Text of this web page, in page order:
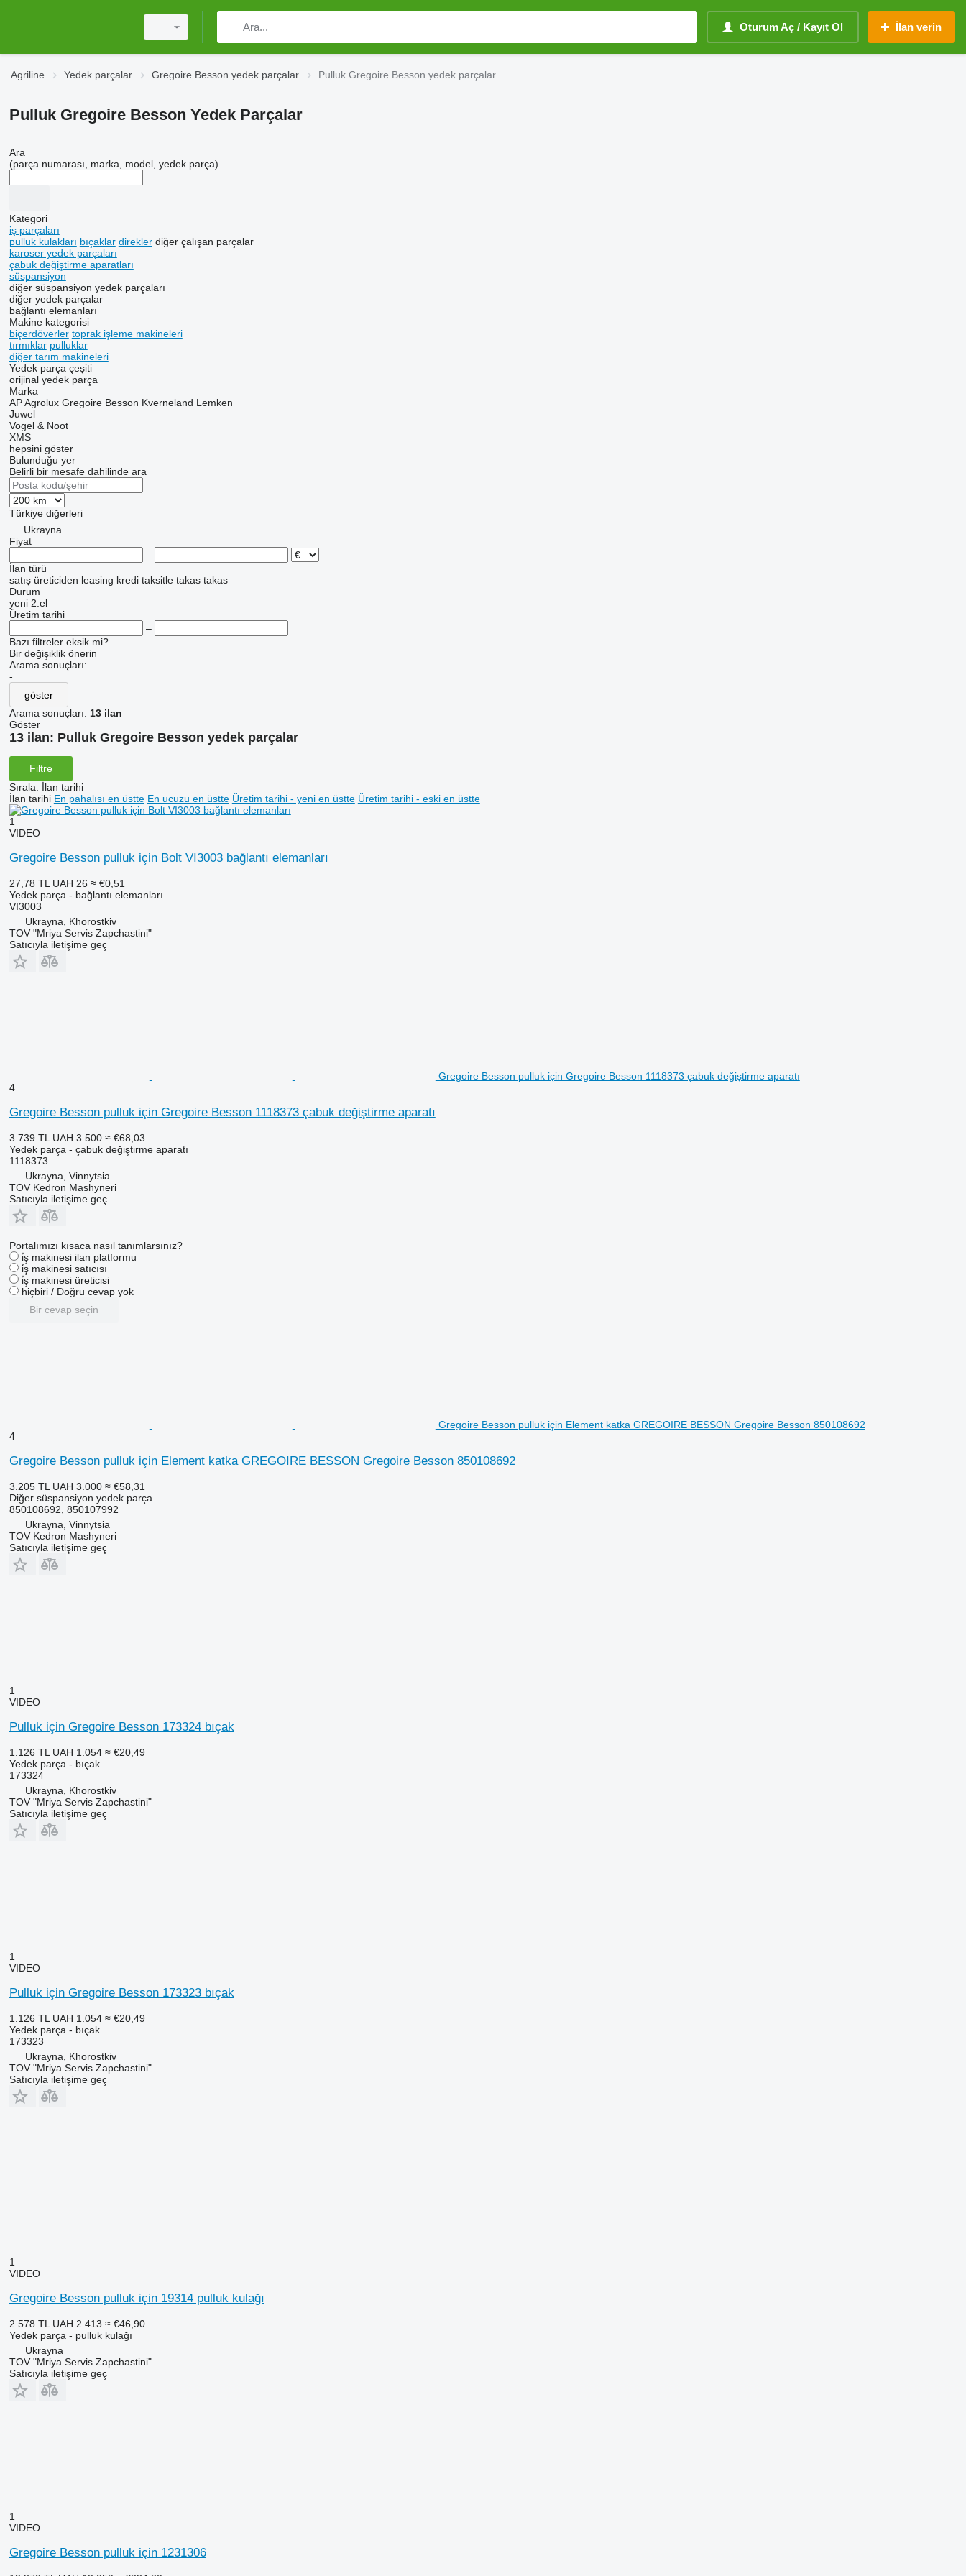
Oturum Aç / Kayıt Ol İlan verin
Agriline Yedek parçalar Gregoire Besson yedek parçalar Pulluk Gregoire Besson yedek parçalar
Pulluk Gregoire Besson Yedek Parçalar
Ara
(parça numarası, marka, model, yedek parça)
Kategori
iş parçaları
pulluk kulakları bıçaklar direkler diğer çalışan parçalar
karoser yedek parçaları
çabuk değiştirme aparatları
süspansiyon
diğer süspansiyon yedek parçaları
diğer yedek parçalar
bağlantı elemanları
Makine kategorisi
biçerdöverler toprak işleme makineleri
tırmıklar pulluklar
diğer tarım makineleri
Yedek parça çeşiti
orijinal yedek parça
Marka
AP Agrolux Gregoire Besson Kverneland Lemken
Juwel
Vogel & Noot
XMS
hepsini göster
Bulunduğu yer
Belirli bir mesafe dahilinde ara
Türkiye diğerleri
Ukrayna
Fiyat
–
İlan türü
satış üreticiden leasing kredi taksitle takas takas
Durum
yeni 2.el
Üretim tarihi
–
Bazı filtreler eksik mi?
Bir değişiklik önerin
Arama sonuçları:
-
göster
Arama sonuçları: 13 ilan
Göster
13 ilan: Pulluk Gregoire Besson yedek parçalar
Filtre
Sırala: İlan tarihi
İlan tarihi En pahalısı en üstte En ucuzu en üstte Üretim tarihi - yeni en üstte Üretim tarihi - eski en üstte
1
VIDEO
Gregoire Besson pulluk için Bolt VI3003 bağlantı elemanları
27,78 TL UAH 26 ≈ €0,51
Yedek parça - bağlantı elemanları
VI3003
Ukrayna, Khorostkiv
TOV "Mriya Servis Zapchastini"
Satıcıyla iletişime geç
Gregoire Besson pulluk için Gregoire Besson 1118373 çabuk değiştirme aparatı
4
Gregoire Besson pulluk için Gregoire Besson 1118373 çabuk değiştirme aparatı
3.739 TL UAH 3.500 ≈ €68,03
Yedek parça - çabuk değiştirme aparatı
1118373
Ukrayna, Vinnytsia
TOV Kedron Mashyneri
Satıcıyla iletişime geç
Portalımızı kısaca nasıl tanımlarsınız?
i̇ş makinesi ilan platformu
i̇ş makinesi satıcısı
i̇ş makinesi üreticisi
hiçbiri / Doğru cevap yok
Bir cevap seçin
Gregoire Besson pulluk için Element katka GREGOIRE BESSON Gregoire Besson 850108692
4
Gregoire Besson pulluk için Element katka GREGOIRE BESSON Gregoire Besson 850108692
3.205 TL UAH 3.000 ≈ €58,31
Diğer süspansiyon yedek parça
850108692, 850107992
Ukrayna, Vinnytsia
TOV Kedron Mashyneri
Satıcıyla iletişime geç
1
VIDEO
Pulluk için Gregoire Besson 173324 bıçak
1.126 TL UAH 1.054 ≈ €20,49
Yedek parça - bıçak
173324
Ukrayna, Khorostkiv
TOV "Mriya Servis Zapchastini"
Satıcıyla iletişime geç
1
VIDEO
Pulluk için Gregoire Besson 173323 bıçak
1.126 TL UAH 1.054 ≈ €20,49
Yedek parça - bıçak
173323
Ukrayna, Khorostkiv
TOV "Mriya Servis Zapchastini"
Satıcıyla iletişime geç
1
VIDEO
Gregoire Besson pulluk için 19314 pulluk kulağı
2.578 TL UAH 2.413 ≈ €46,90
Yedek parça - pulluk kulağı
Ukrayna
TOV "Mriya Servis Zapchastini"
Satıcıyla iletişime geç
1
VIDEO
Gregoire Besson pulluk için 1231306